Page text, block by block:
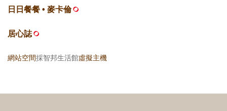
日日餐餐 • 麥卡倫
居心誌
網站空間採智邦生活館虛擬主機